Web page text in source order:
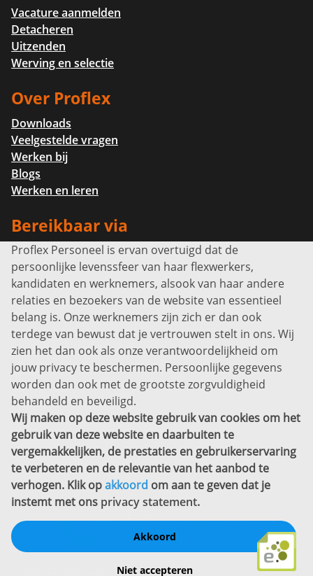
Vacature aanmelden
Detacheren
Uitzenden
Werving en selectie
Over Proflex
Downloads
Veelgestelde vragen
Werken bij
Blogs
Werken en leren
Bereikbaar via
Info@proflexpersoneel.nl
Bel ons:+31 (0)85 0450040
Prins Willem-Alexanderlaan 301
7311 SW Apeldoorn
Disclaimer
Privacyverklaring
Sitemap
Copyright
Bekijk ook eens
Proflex Personeel is ervan overtuigd dat de
persoonlijke levenssfeer van haar flexwerkers,
kandidaten en werknemers, alsook van haar andere
relaties en bezoekers van de website van essentieel
belang is. Onze werknemers zijn zich er dan ook
terdege van bewust dat je vertrouwen stelt in ons. Wij
zien het dan ook als onze verantwoordelijkheid om
jouw privacy te beschermen. Persoonlijke gegevens
worden dan ook met de grootste zorgvuldigheid
behandeld en beveiligd.
Wij maken op deze website gebruik van cookies om het
gebruik van deze website en daarbuiten te
vergemakkelijken, de prestaties en gebruikerservaring
te verbeteren en de relevantie van het aanbod te
verhogen. Klik opakkoord om aan te geven dat je
instemt met ons privacy statement.
Akkoord
Niet accepteren